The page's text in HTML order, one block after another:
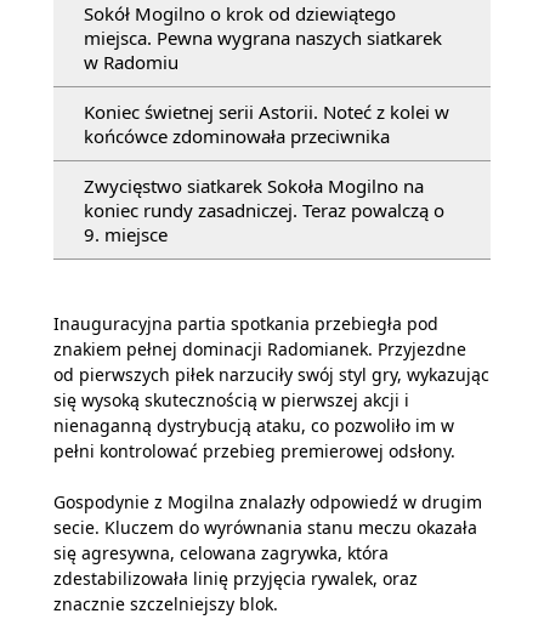
Sokół Mogilno o krok od dziewiątego
miejsca. Pewna wygrana naszych siatkarek
w Radomiu
Koniec świetnej serii Astorii. Noteć z kolei w
końcówce zdominowała przeciwnika
Zwycięstwo siatkarek Sokoła Mogilno na
koniec rundy zasadniczej. Teraz powalczą o
9. miejsce
Inauguracyjna partia spotkania przebiegła pod
znakiem pełnej dominacji Radomianek. Przyjezdne
od pierwszych piłek narzuciły swój styl gry, wykazując
się wysoką skutecznością w pierwszej akcji i
nienaganną dystrybucją ataku, co pozwoliło im w
pełni kontrolować przebieg premierowej odsłony.
Gospodynie z Mogilna znalazły odpowiedź w drugim
secie. Kluczem do wyrównania stanu meczu okazała
się agresywna, celowana zagrywka, która
zdestabilizowała linię przyjęcia rywalek, oraz
znacznie szczelniejszy blok.